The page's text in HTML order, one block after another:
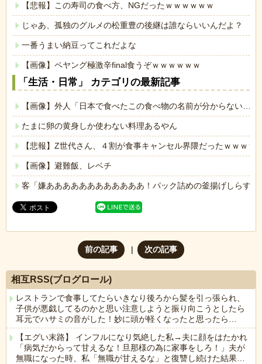
【悲報】この寿司の食べ方、NGだったｗｗｗｗｗｗ
じゃあ、孤独のグルメの松重豊の後継は誰ならいいんだよ？
一番うまい納豆ってこれだよな
【画像】ペヤング極激辛final食うぞｗｗｗｗｗｗ
「生活・日常」 カテゴリの最新記事
【画像】外人「日本で食べたこの食べ物の名前が分からない…
たまに卵の黄身しか使わない料理あるやん
【悲報】Z世代さん、４割が食事キャンセル界隈だったｗｗｗｗ
【画像】避難飯、レベチ
客「嫌ああああああああああああ！パック詰めの釜揚げしらす
前の記事 次の記事
相互RSS(ブログロール)
レストランで食事してたらいきなり後ろから髪を引っ張られ、
子供が悪戯してるのかと思い注意しようと振り向こうとしたら
耳元でハサミの音がした！妙に頭が軽くなったと思ったら…
【エグい末路】 インフルになり気絶した私→夫に顔をはたかれ
「病気だからって甘えるな！旦那様の為に家事をしろ！」夫が
無職になった時、私「無職が甘えるな」と復讐し続けた結果…